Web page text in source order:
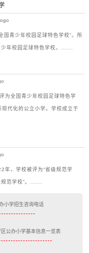
国青少年校园足球特色学校”。所
年校园足球特色学校。......
为全国青少年校园足球特色学
代化的公立小学。学校成立于
年，学校被评为“省级规范学
范学校”。......
小学招生咨询电话
公办小学基本信息一览表